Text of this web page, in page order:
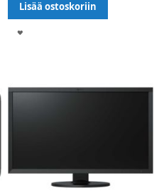
Lisää ostoskoriin